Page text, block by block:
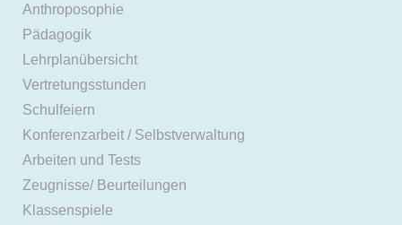
Anthroposophie
Pädagogik
Lehrplanübersicht
Vertretungsstunden
Schulfeiern
Konferenzarbeit / Selbstverwaltung
Arbeiten und Tests
Zeugnisse/ Beurteilungen
Klassenspiele